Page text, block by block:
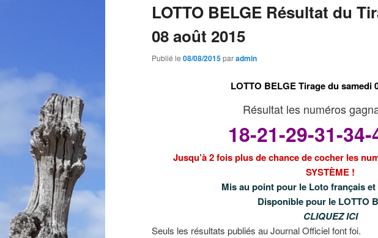
LOTTO BELGE Résultat du
08 août 2015
Publié le 08/08/2015paradmin
LOTTO BELGE Tirage du samedi
Résultat les numéros
18-21-29-31-
Jusqu’à 2 fois plus de chance de cocher les
SYSTÈME !
Mis au point pour le Loto français
Disponible pour le LOTTO
CLIQUEZ ICI
Seuls les résultats publiés au Journal Officiel font foi.